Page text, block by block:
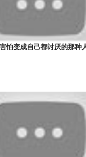
怕变成自己都讨厌的那种